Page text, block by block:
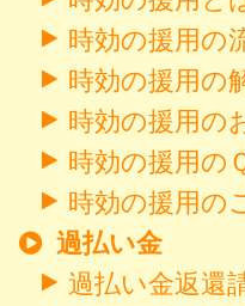
時効の援用の
時効の援用の
時効の援用の
時効の援用の
時効の援用の
過払い金
過払い金返還